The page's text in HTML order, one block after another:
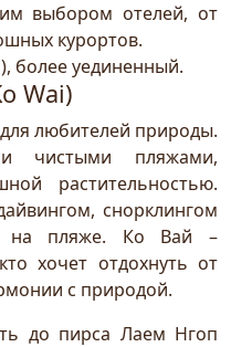
выбором отелей, от
курортов.
более уединенный.
Wai)
любителей природы.
чистыми пляжами,
растительностью.
снорклингом
на пляже. Ко Вай –
хочет отдохнуть от
с природой.
до пирса Лаем Нгоп